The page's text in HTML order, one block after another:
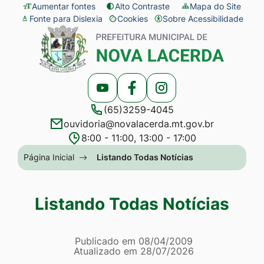
Seção
de
atalhos
acessibilidade
Ir
para
conteúdo
menu
[alt+2]
para
Aumentar fontes Alto Contraste
Mapa do Site
Fonte para Dislexia
Cookies
Abrir
preferências
de
cookies
Sobre Acessibilidade
Seção
menu
Acessar
a
Rede
Social
Acessar
a
Rede
Social
Acessar
a
Rede
Social
(65)3259-4045
ouvidoria@novalacerda.mt.gov.br
8:00 - 11:00, 13:00 - 17:00
Seção
do
principal
Página Inicial Listando Todas Notícias
Listando Todas Notícias
Página Listando Todas
Informações
Publicado em 08/04/2009
Atualizado em 28/07/2026